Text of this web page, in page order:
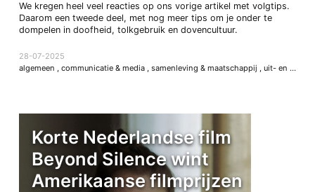
We kregen heel veel reacties op ons vorige artikel met volgtips.
Daarom een tweede deel, met nog meer tips om je onder te
dompelen in doofheid, tolkgebruik en dovencultuur.
28-07-2025
algemeen , communicatie & media , samenleving & maatschappij , uit- en thuistips
Korte Nederlandse film
Beyond Silence wint
Amerikaanse filmprijzen